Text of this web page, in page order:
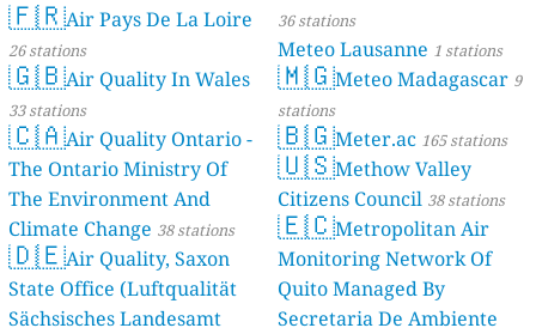
🇫🇷Air Pays De La Loire
26 stations
🇬🇧Air Quality In Wales
33 stations
🇨🇦Air Quality Ontario -
The Ontario Ministry Of
The Environment And
Climate Change 38 stations
🇩🇪Air Quality, Saxon
State Office (Luftqualität
Sächsisches Landesamt
36 stations
Meteo Lausanne 1 stations
🇲🇬Meteo Madagascar 9
stations
🇧🇬Meter.ac 165 stations
🇺🇸Methow Valley
Citizens Council 38 stations
🇪🇨Metropolitan Air
Monitoring Network Of
Quito Managed By
Secretaria De Ambiente